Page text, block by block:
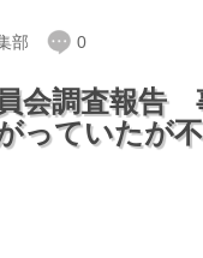
部 0
会調査報告
っていたが